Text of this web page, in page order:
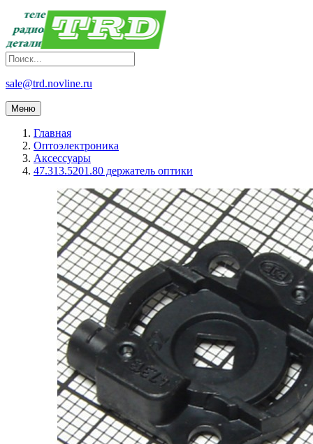
sale@trd.novline.ru
Меню
Главная
Оптоэлектроника
Аксессуары
47.313.5201.80 держатель оптики